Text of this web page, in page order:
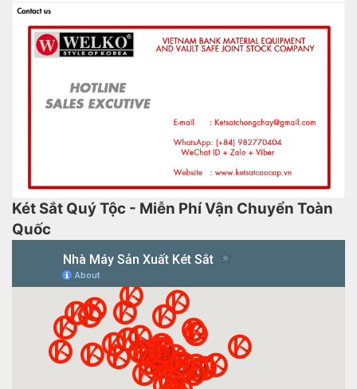
Két Sắt Quý Tộc - Miễn Phí Vận Chuyển Toàn
Quốc